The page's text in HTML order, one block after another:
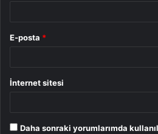
E-posta *
İnternet sitesi
Daha sonraki yorumlarımda